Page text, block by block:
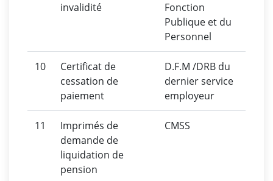
invalidité
Fonction
Publique et du
Personnel
10
Certificat de
cessation de
paiement
D.F.M /DRB du
dernier service
employeur
11
Imprimés de
demande de
liquidation de
pension
CMSS